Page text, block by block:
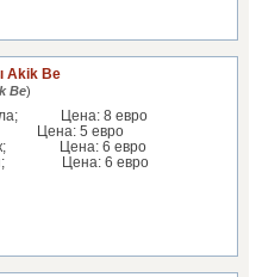
Akik Be
Be)
мыла; Цена: 8 евро
5 евро
Цена: 6 евро
Цена: 6 евро